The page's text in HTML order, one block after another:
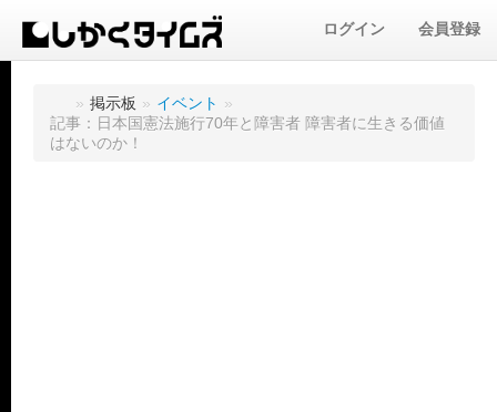
ログイン 会員登録
» 掲示板 » イベント »
記事：日本国憲法施行70年と障害者 障害者に生きる価値
はないのか！